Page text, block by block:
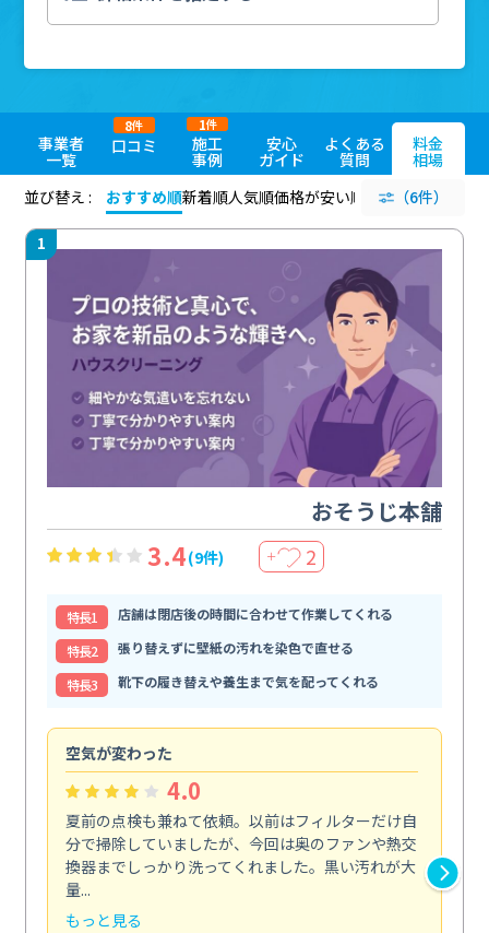
事業者
一覧
口コミ
8件
施工
事例
1件
安心
ガイド
よくある
質問
料金
相場
並び替え :
おすすめ順新着順人気順価格が安い順 評価が高い順
（6件）
1
おそうじ本舗
3.4(9件) ＋ 2
特⻑1
店舗は閉店後の時間に合わせて作業してくれる
特⻑2
張り替えずに壁紙の汚れを染色で直せる
特⻑3
靴下の履き替えや養生まで気を配ってくれる
空気が変わった
4.0
夏前の点検も兼ねて依頼。以前はフィルターだけ自
分で掃除していましたが、今回は奥のファンや熱交
換器までしっかり洗ってくれました。黒い汚れが大
量...
もっと見る